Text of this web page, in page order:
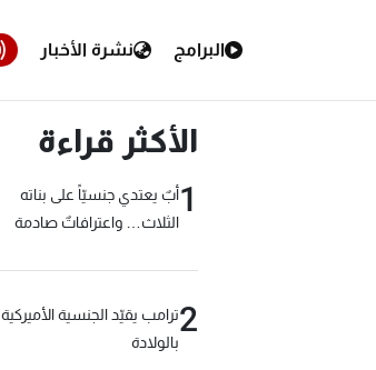
البرامج نشرة الأخبار
الأكثر قراءة
1أبٌ يعتدي جنسيّاً على بناته
الثلاث… واعترافاتٌ صادمة
2ترامب يقيّد الجنسية الأميركية
بالولادة